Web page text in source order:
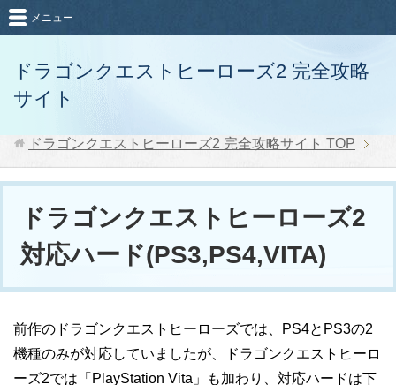
ドラゴンクエストヒーローズ2 完全攻略
サイト
メニュー
ドラゴンクエストヒーローズ2 完全攻略サイト TOP
ドラゴンクエストヒーローズ2
対応ハード(PS3,PS4,VITA)
前作のドラゴンクエストヒーローズでは、PS4とPS3の2
機種のみが対応していましたが、ドラゴンクエストヒーロ
ーズ2では「PlayStation Vita」も加わり、対応ハードは下